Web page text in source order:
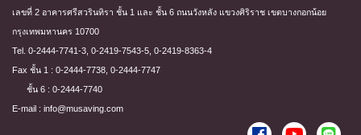
เลขที่ 2 อาคารศรีสวรินทิรา ชั้น 1 และ ชั้น 6 ถนนวังหลัง แขวงศิริราช เขตบางกอกน้อย
กรุงเทพมหานคร 10700
Tel. 0-2444-7741-3, 0-2419-7543-5, 0-2419-8363-4
Fax ชั้น 1 : 0-2444-7738, 0-2444-7747
ชั้น 6 : 0-2444-7740
E-mail : info@musaving.com